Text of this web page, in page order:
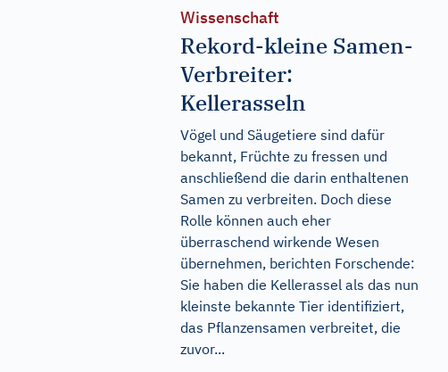
Wissenschaft
Rekord-kleine Samen-
Verbreiter:
Kellerasseln
Vögel und Säugetiere sind dafür
bekannt, Früchte zu fressen und
anschließend die darin enthaltenen
Samen zu verbreiten. Doch diese
Rolle können auch eher
überraschend wirkende Wesen
übernehmen, berichten Forschende:
Sie haben die Kellerassel als das nun
kleinste bekannte Tier identifiziert,
das Pflanzensamen verbreitet, die
zuvor...